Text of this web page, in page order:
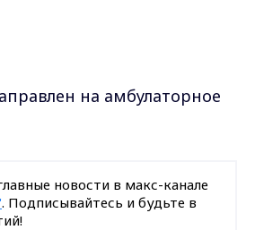
на амбулаторное
новости в макс-канале
. Подписывайтесь и будьте в